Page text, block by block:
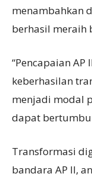
menambahkan
berhasil meraih
“Pencapaian
keberhasilan
menjadi modal
dapat
Transformasi
bandara AP II,